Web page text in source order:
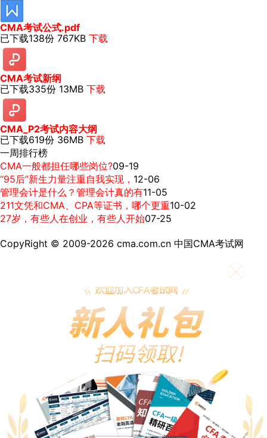
CMA考试公式.pdf
已下载138份 767KB 下载
CMA考试新纲
已下载335份 13MB 下载
CMA_P2考试内容大纲
已下载619份 36MB 下载
一周排行榜
CMA一般都担任哪些岗位?09-19
“95后”新生力量注重自我实现， 12-06
管理会计是什么？管理会计真的有11-05
211文凭和CMA、CPA等证书，哪个更重10-02
27岁，有些人在创业，有些人开始07-25
CopyRight © 2009-2026 cma.com.cn 中国CMA考试网